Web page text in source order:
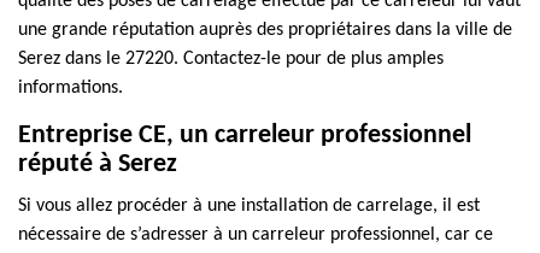
une grande réputation auprès des propriétaires dans la ville de
Serez dans le 27220. Contactez-le pour de plus amples
informations.
Entreprise CE, un carreleur professionnel
réputé à Serez
Si vous allez procéder à une installation de carrelage, il est
nécessaire de s’adresser à un carreleur professionnel, car ce